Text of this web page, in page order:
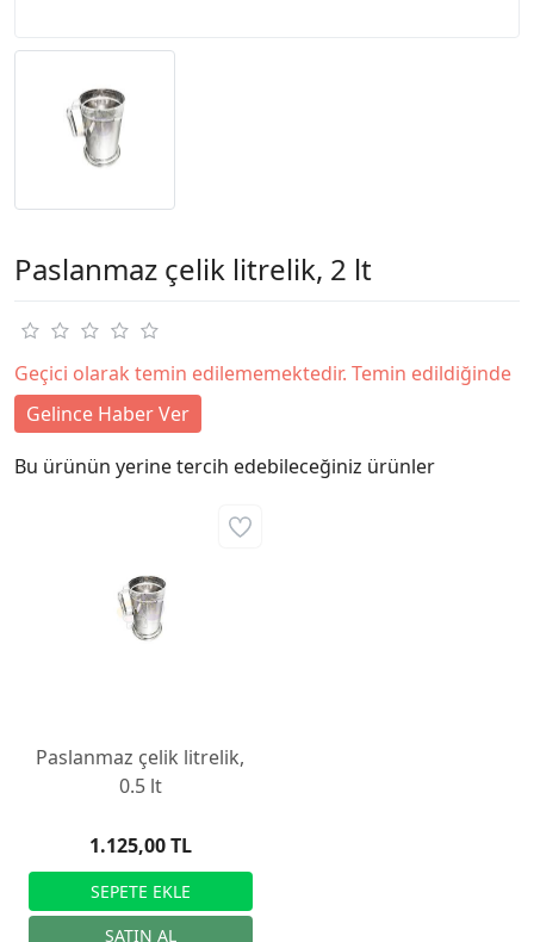
Paslanmaz çelik litrelik, 2 lt
Geçici olarak temin edilememektedir. Temin edildiğinde
Gelince Haber Ver
Bu ürünün yerine tercih edebileceğiniz ürünler
Paslanmaz çelik litrelik,
0.5 lt
1.125,00 TL